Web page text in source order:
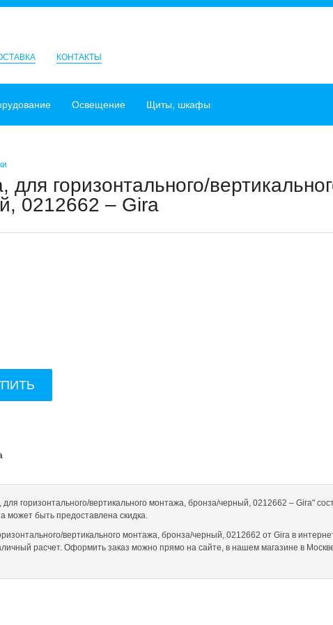
КОНТАКТЫ
Освещение Щиты, шкафы
для горизонтального/
0212662 – Gira
горизонтального/вертикального монтажа, бронза/черный, 0212662 – Gira"
может быть предоставлена скидка.
вертикального монтажа, бронза/черный, 0212662 от Gira в
расчет. Оформить заказ можно прямо на сайте, в нашем магазине в